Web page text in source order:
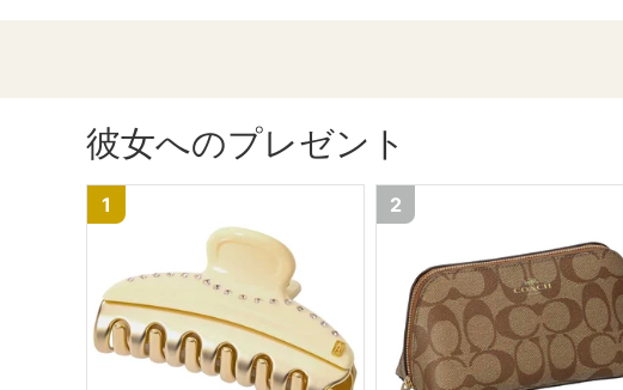
彼女へのプレゼント
1 2